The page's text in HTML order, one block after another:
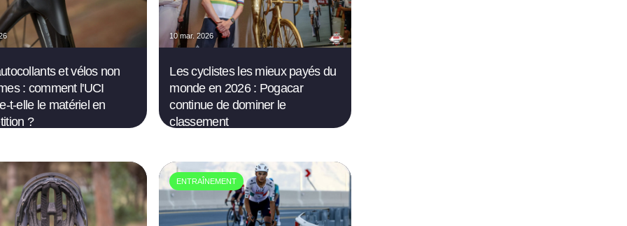
et vélos non
: comment l'UCI
t-elle le matériel en
?
10 mar. 2026
Les cyclistes les mieux payés du
monde en 2026 : Pogacar
continue de dominer le
classement
ENTRAÎNEMENT